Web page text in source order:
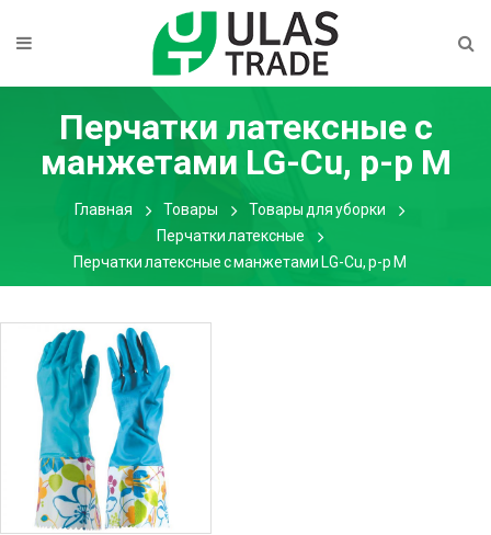
Перчатки латексные с
манжетами LG-Cu, р-р М
Главная Товары
Товары для уборки
Перчатки латексные
Перчатки латексные с манжетами LG-Cu, р-р М